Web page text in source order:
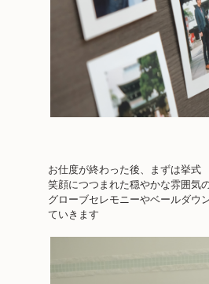
お仕度が終わった後、まずは挙式
笑顔につつまれた穏やかな雰囲気
グローブセレモニーやベールダ
ていきます